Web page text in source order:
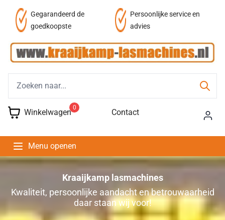
Persoonlijke service en
advies
Fysieke winkel
Winkelwagen 0 Contact
Menu openen
Kraaijkamp lasmachines
Kwaliteit, persoonlijke aandacht en betrouwaarheid
daar staan wij voor!